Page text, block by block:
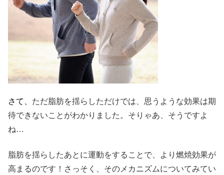
さて、 ただ脂肪を揺らしただけでは、思うような効果は期
待できないことがわかりました。そりゃあ、そうですよ
ね…
脂肪を揺らしたあとに運動をすることで、より燃焼効果が
高まるのです！さっそく、そのメカニズムについてみてい